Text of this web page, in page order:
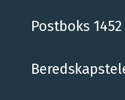
Postboks